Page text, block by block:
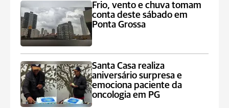
Frio, vento e chuva tomam
conta deste sábado em
Ponta Grossa
Santa Casa realiza
aniversário surpresa e
emociona paciente da
oncologia em PG